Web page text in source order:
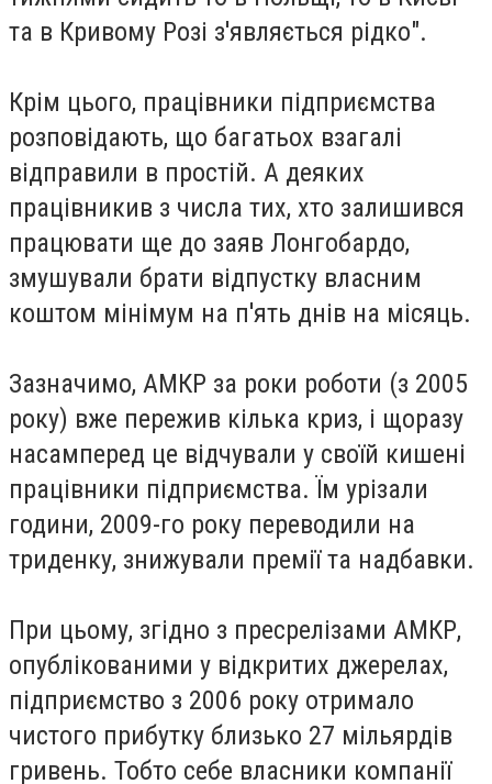
та в Кривому Розі з'являється рідко".
Крім цього, працівники підприємства
розповідають, що багатьох взагалі
відправили в простій. А деяких
працівникив з числа тих, хто залишився
працювати ще до заяв Лонгобардо,
змушували брати відпустку власним
коштом мінімум на п'ять днів на місяць.
Зазначимо, АМКР за роки роботи (з 2005
року) вже пережив кілька криз, і щоразу
насамперед це відчували у своїй кишені
працівники підприємства. Їм урізали
години, 2009-го року переводили на
триденку, знижували премії та надбавки.
При цьому, згідно з пресрелізами АМКР,
опублікованими у відкритих джерелах,
підприємство з 2006 року отримало
чистого прибутку близько 27 мільярдів
гривень. Тобто себе власники компанії